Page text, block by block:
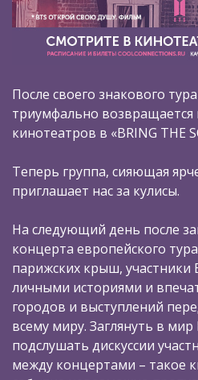
После своего знакового
триумфально возвращается
кинотеатров в «BRING THE
Теперь группа, сияющая
приглашает нас за кулисы.
На следующий день после
концерта европейского
парижских крыш, участники
личными историями и
городов и выступлений
всему миру. Заглянуть в
подслушать дискуссии
между концертами – такое